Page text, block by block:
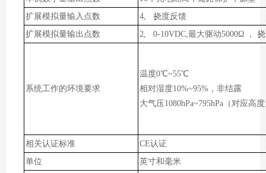
扩展模拟量输 入 点数
4, 挠度反馈
扩展模拟量输出点数 2, 0-10VDC,最大驱动5000Ω ，
系统工作的环境要求
温度0℃~55℃
相对湿度10%~95%，非结露
大气压1080hPa~795hPa（对应高
相关认证标准
CE认证
单位
英寸和毫米